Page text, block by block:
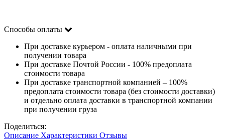
Способы оплаты
При доставке курьером - оплата наличными при
получении товара
При доставке Почтой России - 100% предоплата
стоимости товара
При доставке транспортной компанией – 100%
предоплата стоимости товара (без стоимости доставки)
и отдельно оплата доставки в транспортной компании
при получении груза
Поделиться:
Описание Характеристики Отзывы